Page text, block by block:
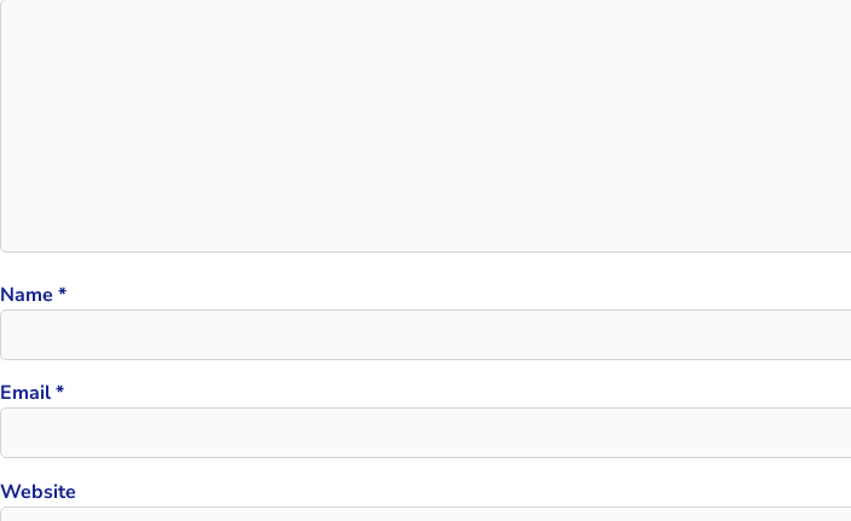
Name *
Email*
Website